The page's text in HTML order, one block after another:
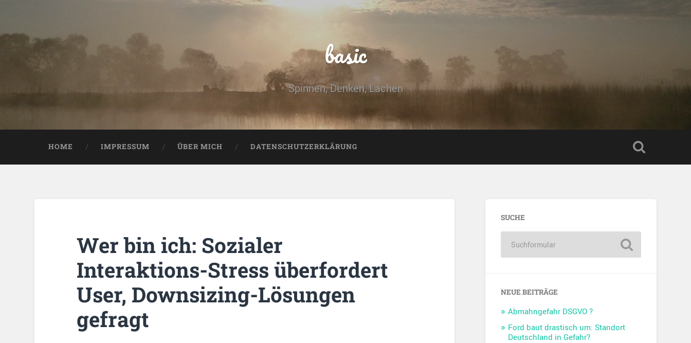
basic
Spinnen, Denken, Lachen
HOME IMPRESSUM ÜBER MICH DATENSCHUTZERKLÄRUNG
Wer bin ich: Sozialer
Interaktions-Stress überfordert
User, Downsizing-Lösungen
gefragt
SUCHE
NEUE BEITRÄGE
Abmahngefahr DSGVO ?
Ford baut drastisch um: Standort
Deutschland in Gefahr?